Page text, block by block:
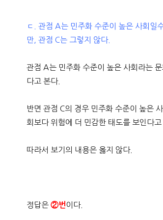
ㄷ. 관점 A는 민주화 수준이 높은 사회일
만, 관점 C는 그렇지 않다.
관점 A는 민주화 수준이 높은 사회라는
다고 본다.
반면 관점 C의 경우 민주화 수준이 높은
회보다 위험에 더 민감한 태도를 보인다고
따라서 보기의 내용은 옳지 않다.
정답은 ②번 이다.